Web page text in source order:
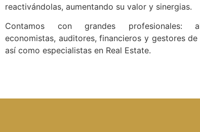
reactivándolas, aumentando su valor y sinergias.
Contamos con grandes profesionales:
economistas, auditores, financieros y gestores de
así como especialistas en Real Estate.